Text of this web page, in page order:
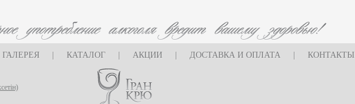
ГАЛЕРЕЯ КАТАЛОГ АКЦИИ ДОСТАВКА И ОПЛАТА КОНТАКТЫ